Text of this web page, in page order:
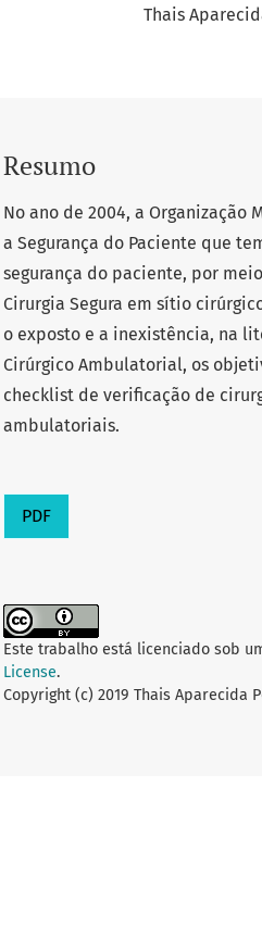
Thais
Resumo
No ano de 2004, a Organização
a Segurança do Paciente que
segurança do paciente, por
Cirurgia Segura em sítio
o exposto e a inexistência, na
Cirúrgico Ambulatorial, os
checklist de verificação de
ambulatoriais.
PDF
Este trabalho está licenciado sob
License.
Copyright (c) 2019 Thais Aparecida